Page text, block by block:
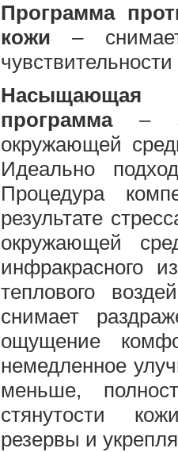
Программа
кожи –
Насыщающая
программа–
окружающей
Идеально
Процедура
результате
окружающей
инфракрасного
теплового
снимает
ощущение
немедленное
меньше,
стянутости
резервы и